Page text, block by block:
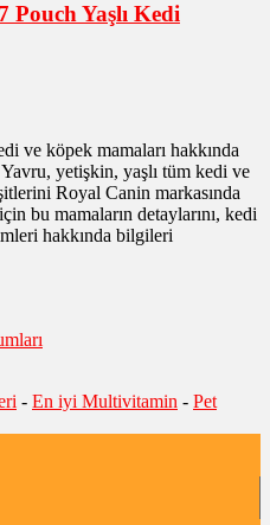
Yaşlı Kedi
ve köpek mamaları hakkında
yetişkin, yaşlı tüm kedi ve
Royal Canin markasında
bu mamaların detaylarını, kedi
hakkında bilgileri
- En iyi Multivitamin - Pet